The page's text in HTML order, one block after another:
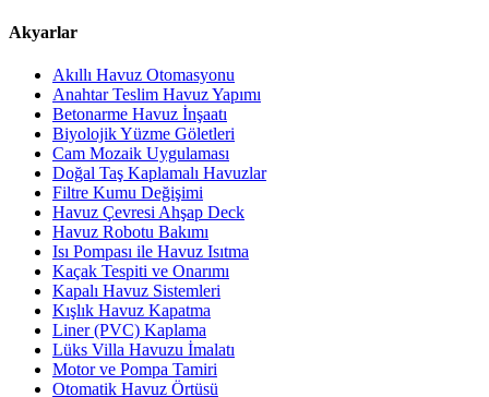
Akyarlar
Akıllı Havuz Otomasyonu
Anahtar Teslim Havuz Yapımı
Betonarme Havuz İnşaatı
Biyolojik Yüzme Göletleri
Cam Mozaik Uygulaması
Doğal Taş Kaplamalı Havuzlar
Filtre Kumu Değişimi
Havuz Çevresi Ahşap Deck
Havuz Robotu Bakımı
Isı Pompası ile Havuz Isıtma
Kaçak Tespiti ve Onarımı
Kapalı Havuz Sistemleri
Kışlık Havuz Kapatma
Liner (PVC) Kaplama
Lüks Villa Havuzu İmalatı
Motor ve Pompa Tamiri
Otomatik Havuz Örtüsü